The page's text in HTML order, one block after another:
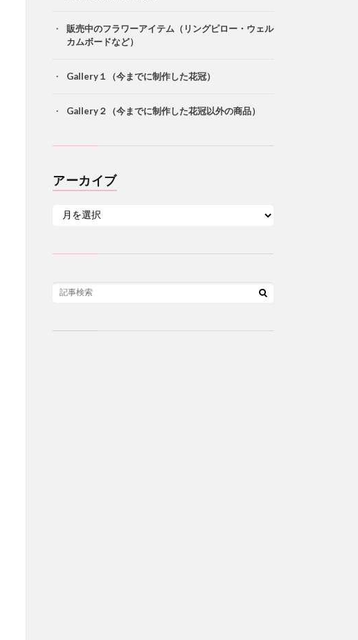
販売中のフラワーアイテム（リングピロー・ウェル
カムボードなど）
Gallery１（今までに制作した花冠）
Gallery２（今までに制作した花冠以外の商品）
アーカイブ